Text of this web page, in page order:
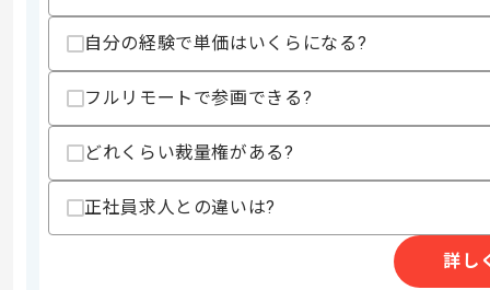
・データ連携ツール活用、開発経験
スキルに不安がある方へ
その他募集要項
商談回数
2026/05/28
自分の経験で単価はいくらになる?
フルリモートで参画できる?
どれくらい裁量権がある?
正社員求人との違いは?
詳し